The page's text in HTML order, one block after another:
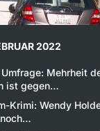
2022
Umfrage: Mehrheit
ist gegen…
Krimi: Wendy